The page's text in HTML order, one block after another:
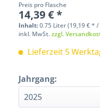
Preis pro Flasche
14,39 € *
Inhalt:0.75 Liter (19,19 € *
inkl. MwSt.zzgl.
Lieferzeit 5
Jahrgang: